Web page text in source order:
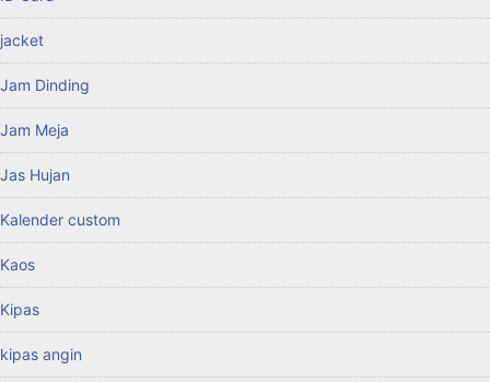
jacket
Jam Dinding
Jam Meja
Jas Hujan
Kalender custom
Kaos
Kipas
kipas angin